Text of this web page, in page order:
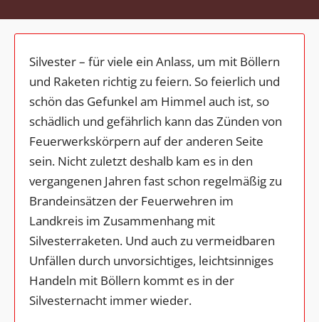
Silvester – für viele ein Anlass, um mit Böllern
und Raketen richtig zu feiern. So feierlich und
schön das Gefunkel am Himmel auch ist, so
schädlich und gefährlich kann das Zünden von
Feuerwerkskörpern auf der anderen Seite
sein. Nicht zuletzt deshalb kam es in den
vergangenen Jahren fast schon regelmäßig zu
Brandeinsätzen der Feuerwehren im
Landkreis im Zusammenhang mit
Silvesterraketen. Und auch zu vermeidbaren
Unfällen durch unvorsichtiges, leichtsinniges
Handeln mit Böllern kommt es in der
Silvesternacht immer wieder.